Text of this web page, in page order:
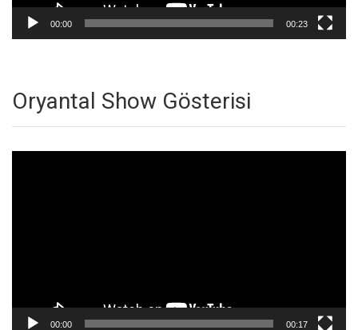
00:00 00:23
Oryantal Show Gösterisi
00:00 00:17